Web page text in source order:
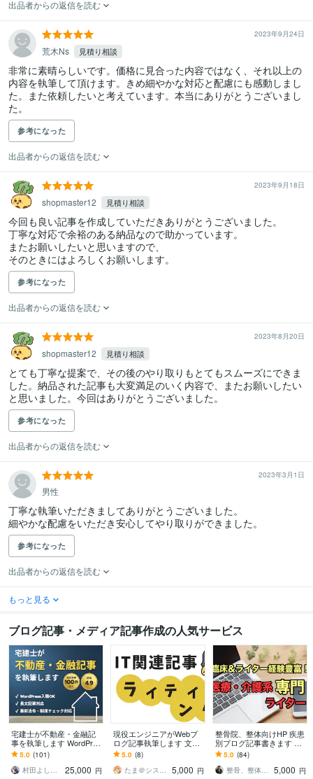
出品者からの返信を読む
2023年9月24日
荒木Ns 見積り相談
非常に素晴らしいです。価格に見合った内容ではなく、それ以上の
内容を執筆して頂けます。きめ細やかな対応と配慮にも感動しまし
た。また依頼したいと考えています。本当にありがとうございまし
た。
参考になった
出品者からの返信を読む
2023年9月18日
shopmaster12 見積り相談
今回も良い記事を作成していただきありがとうございました。
丁寧な対応で余裕のある納品なので助かっています。
またお願いしたいと思いますので、
そのときにはよろしくお願いします。
参考になった
出品者からの返信を読む
2023年8月20日
shopmaster12 見積り相談
とても丁寧な提案で、その後のやり取りもとてもスムーズにできま
した。納品された記事も大変満足のいく内容で、またお願いしたい
と思いました。今回はありがとうございました。
参考になった
出品者からの返信を読む
2023年3月1日
男性
丁寧な執筆いただきましてありがとうございました。
細やかな配慮をいただき安心してやり取りができました。
参考になった
出品者からの返信を読む
もっと見る
ブログ記事・メディア記事作成の人気サービス
宅建士が不動産・金融記
事を執筆します WordPres
s対応可｜構成からSEO対
策までOK
5.0 (101)
村田よしみ｜コンテンツ制作｜宅建士
25,000 円
現役エンジニアがWebブ
ログ記事執筆します 文字
単価2円／ライター歴3年
／IT関連記事対応します
5.0 (8)
たま＠システムエンジニア
5,000 円
整骨院、整体向けHP 疾患
別ブログ記事書きます 整
骨院、整形外科、病院のH
Pブログ記事作成が得意で
す！
5.0 (84)
整骨、整体院ブログ専門 PT西野英行
5,000 円